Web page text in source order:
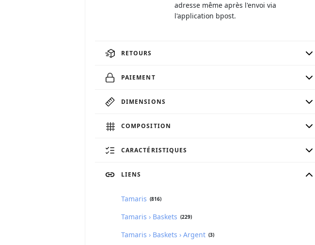
adresse même après l'envoi via
l'application bpost.
RETOURS
PAIEMENT
DIMENSIONS
COMPOSITION
CARACTÉRISTIQUES
LIENS
Tamaris (816)
Tamaris › Baskets (229)
Tamaris › Baskets › Argent (3)